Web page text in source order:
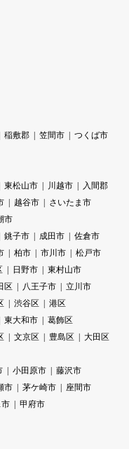
稲敷郡 笠間市
つくば市
東松山市 川越市
入間郡
越谷市
さいたま市
市
銚子市 成田市
佐倉市
柏市 市川市
松戸市
日野市
東村山市
区 八王子市
立川市
渋谷区
港区
東大和市
葛飾区
文京区 豊島区
大田区
小田原市
藤沢市
市 茅ケ崎市
座間市
甲府市